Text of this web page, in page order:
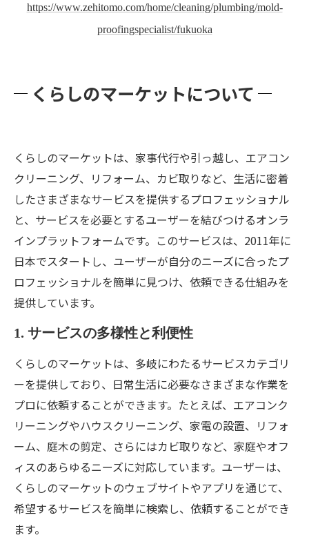
https://www.zehitomo.com/home/cleaning/plumbing/mold-
proofingspecialist/fukuoka
くらしのマーケットについて
くらしのマーケットは、家事代行や引っ越し、エアコン
クリーニング、リフォーム、カビ取りなど、生活に密着
したさまざまなサービスを提供するプロフェッショナル
と、サービスを必要とするユーザーを結びつけるオンラ
インプラットフォームです。このサービスは、2011年に
日本でスタートし、ユーザーが自分のニーズに合ったプ
ロフェッショナルを簡単に見つけ、依頼できる仕組みを
提供しています。
1. サービスの多様性と利便性
くらしのマーケットは、多岐にわたるサービスカテゴリ
ーを提供しており、日常生活に必要なさまざまな作業を
プロに依頼することができます。たとえば、エアコンク
リーニングやハウスクリーニング、家電の設置、リフォ
ーム、庭木の剪定、さらにはカビ取りなど、家庭やオフ
ィスのあらゆるニーズに対応しています。ユーザーは、
くらしのマーケットのウェブサイトやアプリを通じて、
希望するサービスを簡単に検索し、依頼することができ
ます。